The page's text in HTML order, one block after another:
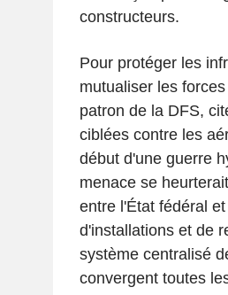
constructeurs.
Pour protéger les
mutualiser les
patron de la DFS,
ciblées contre les
début d'une guerre
menace se
entre l'État fédéral
d'installations et de
système centralisé
convergent toutes